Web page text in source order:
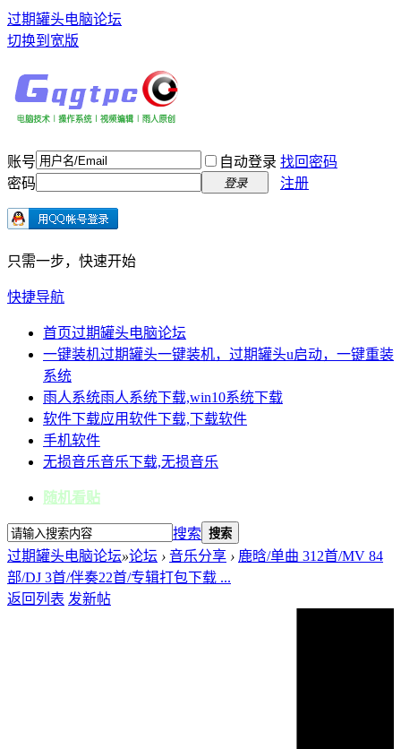
过期罐头电脑论坛
切换到宽版
账号 自动登录 找回密码
密码
登录 注册
只需一步，快速开始
快捷导航
首页过期罐头电脑论坛
一键装机过期罐头一键装机，过期罐头u启动，一键重装
系统
雨人系统雨人系统下载,win10系统下载
软件下载应用软件下载,下载软件
手机软件
无损音乐音乐下载,无损音乐
随机看贴
搜索 搜索
过期罐头电脑论坛»论坛 › 音乐分享 › 鹿晗/单曲 312首/MV 84
部/DJ 3首/伴奏22首/专辑打包下载 ...
返回列表 发新帖